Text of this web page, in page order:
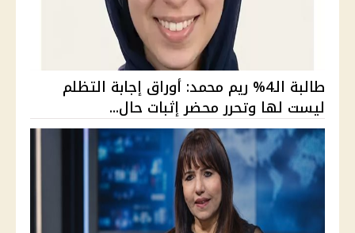
طالبة الـ4% ريم محمد: أوراق إجابة التظلم
ليست لها وتحرر محضر إثبات حال...